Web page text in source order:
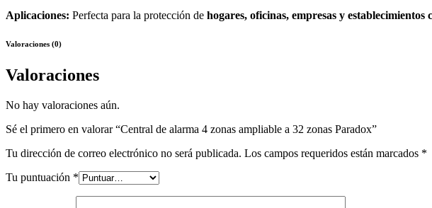
Aplicaciones: Perfecta para la protección de hogares, oficinas, empresas y establecimientos
Valoraciones (0)
Valoraciones
No hay valoraciones aún.
Sé el primero en valorar “Central de alarma 4 zonas ampliable a 32 zonas Paradox”
Tu dirección de correo electrónico no será publicada. Los campos requeridos están marcados *
Tu puntuación *